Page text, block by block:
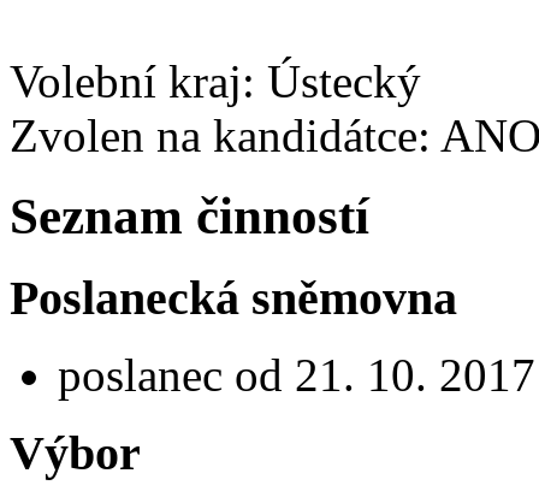
Volební kraj: Ústecký
Zvolen na kandidátce:
Seznam činností
Poslanecká sněmovna
poslanec od 21. 10.
Výbor